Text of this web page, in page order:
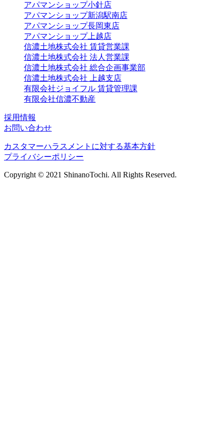
アパマンショップ小針店
アパマンショップ新潟駅南店
アパマンショップ長岡東店
アパマンショップ上越店
信濃土地株式会社 賃貸営業課
信濃土地株式会社 法人営業課
信濃土地株式会社 総合企画事業部
信濃土地株式会社 上越支店
有限会社ジョイフル 賃貸管理課
有限会社信濃不動産
採用情報
お問い合わせ
カスタマーハラスメントに対する基本方針
プライバシーポリシー
Copyright © 2021 ShinanoTochi. All Rights Reserved.